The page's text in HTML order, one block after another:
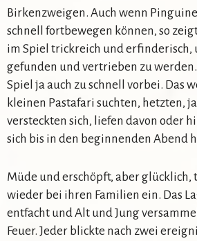
Birkenzweigen. Auch wenn
schnell fortbewegen können, so
im Spiel trickreich und erfinderisch,
gefunden und vertrieben zu
Spiel ja auch zu schnell vorbei. Das
kleinen Pastafari suchten, hetzten,
versteckten sich, liefen davon oder
sich bis in den beginnenden Abend
Müde und erschöpft, aber
wieder bei ihren Familien ein. Das
entfacht und Alt und Jung
Feuer. Jeder blickte nach zwei